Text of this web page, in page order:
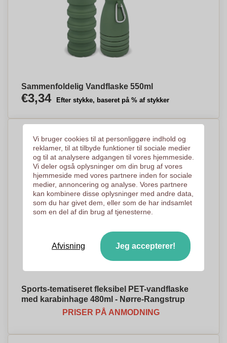
Sammenfoldelig Vandflaske 550ml
€3,34 Efter stykke, baseret på % af stykker
Sports-tematiseret fleksibel PET-vandflaske
med karabinhage 480ml - Nørre-Rangstrup
PRISER PÅ ANMODNING
Vi bruger cookies til at personliggøre indhold og
reklamer, til at tilbyde funktioner til sociale medier
og til at analysere adgangen til vores hjemmeside.
Vi deler også oplysninger om din brug af vores
hjemmeside med vores partnere inden for sociale
medier, annoncering og analyse. Vores partnere
kan kombinere disse oplysninger med andre data,
som du har givet dem, eller som de har indsamlet
som en del af din brug af tjenesterne.
Afvisning Jeg accepterer!